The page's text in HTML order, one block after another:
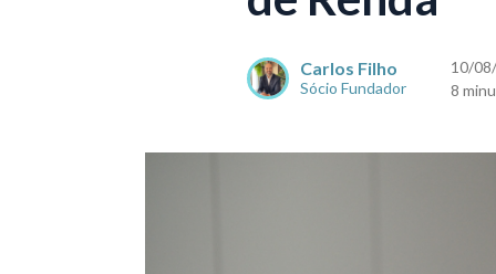
Carlos Filho
Sócio Fundador
10/
8